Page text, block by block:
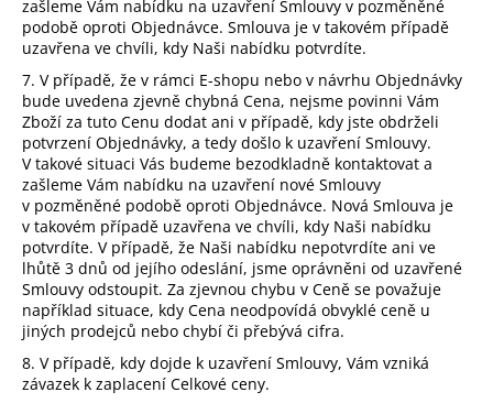
zašleme Vám nabídku na uzavření Smlouvy v pozměněné
podobě oproti Objednávce. Smlouva je v takovém případě
uzavřena ve chvíli, kdy Naši nabídku potvrdíte.
7. V případě, že v rámci E-shopu nebo v návrhu Objednávky
bude uvedena zjevně chybná Cena, nejsme povinni Vám
Zboží za tuto Cenu dodat ani v případě, kdy jste obdrželi
potvrzení Objednávky, a tedy došlo k uzavření Smlouvy.
V takové situaci Vás budeme bezodkladně kontaktovat a
zašleme Vám nabídku na uzavření nové Smlouvy
v pozměněné podobě oproti Objednávce. Nová Smlouva je
v takovém případě uzavřena ve chvíli, kdy Naši nabídku
potvrdíte. V případě, že Naši nabídku nepotvrdíte ani ve
lhůtě 3 dnů od jejího odeslání, jsme oprávněni od uzavřené
Smlouvy odstoupit. Za zjevnou chybu v Ceně se považuje
například situace, kdy Cena neodpovídá obvyklé ceně u
jiných prodejců nebo chybí či přebývá cifra.
8. V případě, kdy dojde k uzavření Smlouvy, Vám vzniká
závazek k zaplacení Celkové ceny.